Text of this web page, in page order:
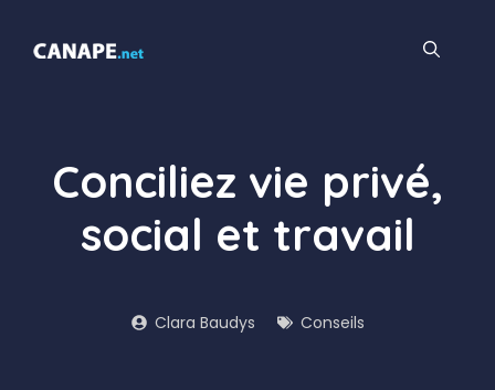
contenu
Conciliez vie privé,
social et travail
Clara Baudys Conseils